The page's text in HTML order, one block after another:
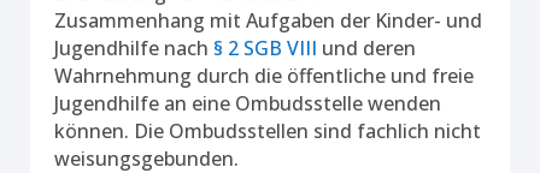
Zusammenhang mit Aufgaben der Kinder- und
Jugendhilfe nach § 2 SGB VIII und deren
Wahrnehmung durch die öffentliche und freie
Jugendhilfe an eine Ombudsstelle wenden
können. Die Ombudsstellen sind fachlich nicht
weisungsgebunden.